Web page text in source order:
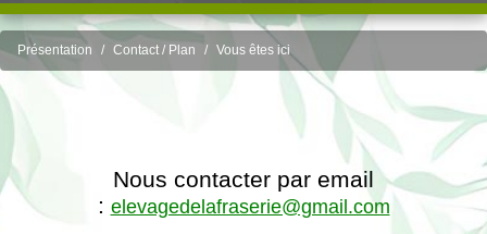
Présentation Contact / Plan Vous êtes ici
Nous contacter par email
: elevagedelafraserie@gmail.com